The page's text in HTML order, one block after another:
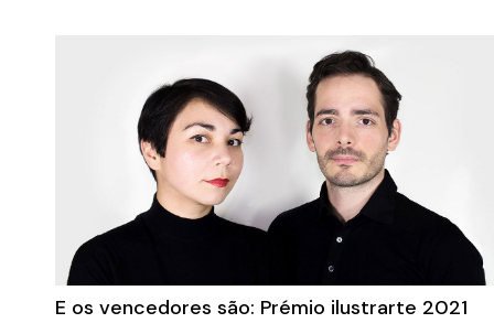
E os vencedores são: Prémio ilustrarte 2021